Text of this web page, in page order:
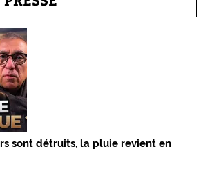
sont détruits, la pluie revient en